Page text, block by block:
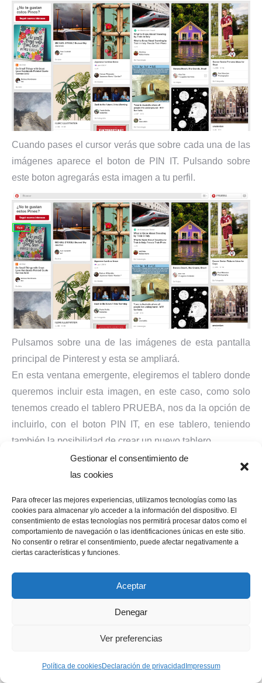
Gestionar el consentimiento de
las cookies
Para ofrecer las mejores experiencias, utilizamos tecnologías como las
cookies para almacenar y/o acceder a la información del dispositivo. El
consentimiento de estas tecnologías nos permitirá procesar datos como el
comportamiento de navegación o las identificaciones únicas en este sitio.
No consentir o retirar el consentimiento, puede afectar negativamente a
ciertas características y funciones.
Aceptar
Denegar
Ver preferencias
Política de cookiesDeclaración de privacidad Impressum
Cuando pases el cursor verás que sobre cada una de las
imágenes aparece el boton de PIN IT. Pulsando sobre
este boton agregarás esta imagen a tu perfil.
Pulsamos sobre una de las imágenes de esta pantalla
principal de Pinterest y esta se ampliará.
En esta ventana emergente, elegiremos el tablero donde
queremos incluir esta imagen, en este caso, como solo
tenemos creado el tablero PRUEBA, nos da la opción de
incluirlo, con el boton PIN IT, en ese tablero, teniendo
también la posibilidad de crear un nuevo tablero.
En este caso, pulsamos sobre PIN IT para incluirlo en el
tablero PRUEBA.